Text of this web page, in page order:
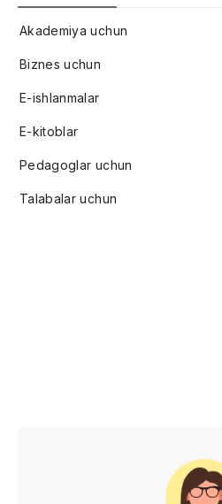
Akademiya uchun
Biznes uchun
E-ishlanmalar
E-kitoblar
Pedagoglar uchun
Talabalar uchun